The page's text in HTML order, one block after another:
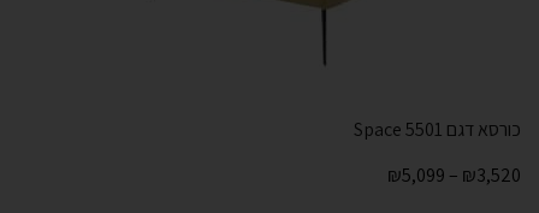
כורסא דגם Space 5501
₪3,520
–
₪5,099